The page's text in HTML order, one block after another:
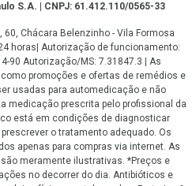
S.A. | CNPJ: 61.412.110/0565-33
60, Chácara Belenzinho - Vila Formosa
horas| Autorização de funcionamento:
90 Autorização/MS: 7.31847.3 | As
promoções e ofertas de remédios e
usadas para automedicação e não
medicação prescrita pelo profissional da
está em condições de diagnosticar
o tratamento adequado. Os
apenas para compras via internet. As
meramente ilustrativas. *Preços e
no decorrer do dia. Antibióticos e